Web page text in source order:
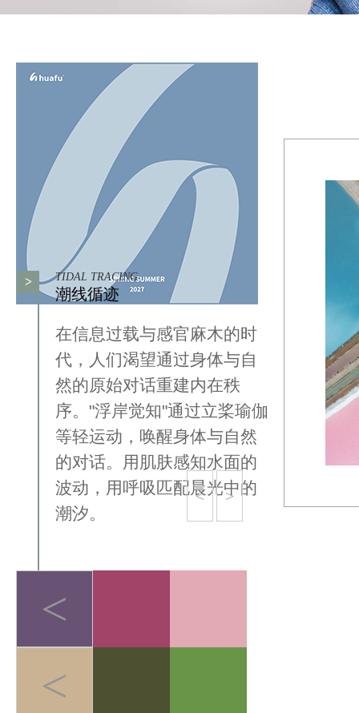
< >
> TIDAL TRACING
潮线循迹
在信息过载与感官麻木的时
代，人们渴望通过身体与自
然的原始对话重建内在秩
序。"浮岸觉知"通过立桨瑜伽
等轻运动，唤醒身体与自然
的对话。用肌肤感知水面的
波动，用呼吸匹配晨光中的
潮汐。
<
<